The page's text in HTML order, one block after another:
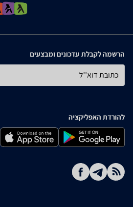
הרשמה לקבלת עדכונים ומבצעים
כתובת דוא''ל
להורדת האפליקציה